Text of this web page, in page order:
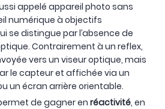
- 330 € NOUVEAU
appelé appareil photo sans
numérique à objectifs
se distingue par l’absence de
Contrairement à un reflex,
vers un viseur optique, mais
le capteur et affichée via un
un écran arrière orientable.
de gagner en réactivité, en